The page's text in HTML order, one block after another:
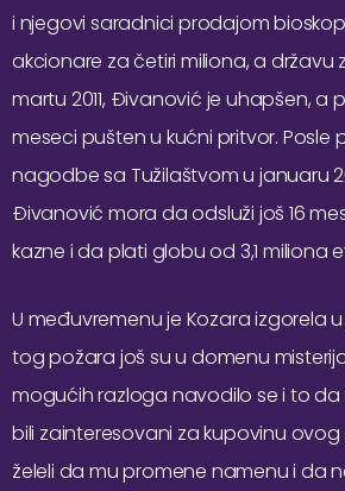
i njegovi saradnici prodajom
akcionare za četiri miliona, a državu
martu 2011, Đivanović je uhapšen, a
meseci pušten u kućni pritvor. Posle
nagodbe sa Tužilaštvom u januaru
Đivanović mora da odsluži još 16
kazne i da plati globu od 3,1 miliona
U međuvremenu je Kozara izgorela
tog požara još su u domenu
mogućih razloga navodilo se i to da
bili zainteresovani za kupovinu ovog
želeli da mu promene namenu i da